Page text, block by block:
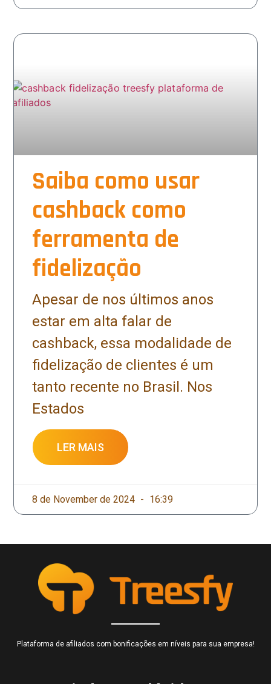
Saiba como usar
cashback como
ferramenta de
fidelização
Apesar de nos últimos anos
estar em alta falar de
cashback, essa modalidade de
fidelização de clientes é um
tanto recente no Brasil. Nos
Estados
LER MAIS
8 de November de 2024 16:39
Plataforma de afiliados com bonificações em níveis para sua empresa!